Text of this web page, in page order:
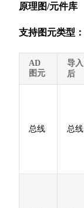
原理图/元件库
支持图元类型：
AD
图元
导入
后
总线 总线